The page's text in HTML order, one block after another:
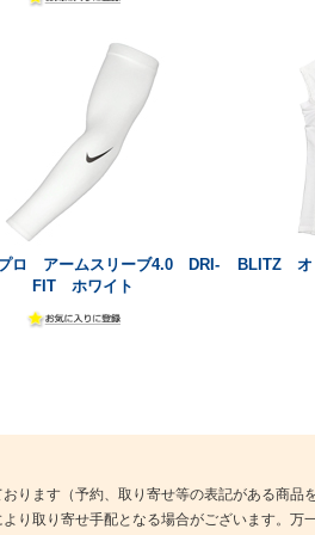
ロ アームスリーブ4.0 DRI-
FIT ホワイト
BLITZ オ
ります（予約、取り寄せ等の表記がある商品
り取り寄せ手配となる場合がございます。万